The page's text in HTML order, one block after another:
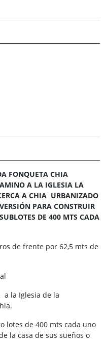
FONQUETA CHIA
A LA IGLESIA LA
A CHIA URBANIZADO
PARA CONSTRUIR
DE 400 MTS CADA
de frente por 62,5 mts de
a la Iglesia de la
lotes de 400 mts cada uno
la casa de sus sueños o